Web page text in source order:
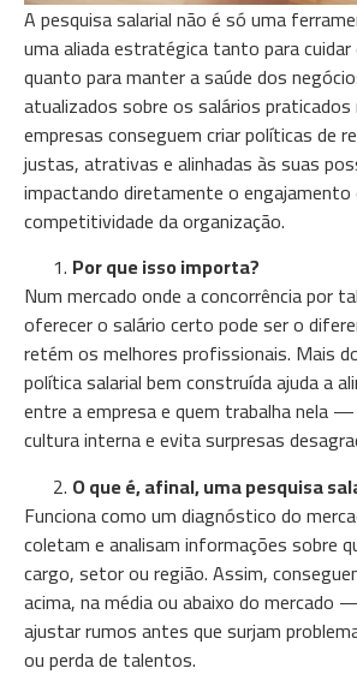
A pesquisa salarial não é só uma
uma aliada estratégica tanto para
quanto para manter a saúde dos
atualizados sobre os salários
empresas conseguem criar políticas de
justas, atrativas e alinhadas às suas
impactando diretamente o engajamento
competitividade da organização.
Por que isso importa?
Num mercado onde a concorrência por
oferecer o salário certo pode ser o
retém os melhores profissionais. Mais
política salarial bem construída ajuda a
entre a empresa e quem trabalha nela
cultura interna e evita surpresas
O que é, afinal, uma pesquisa
Funciona como um diagnóstico do
coletam e analisam informações sobre
cargo, setor ou região. Assim,
acima, na média ou abaixo do mercado
ajustar rumos antes que surjam
ou perda de talentos.